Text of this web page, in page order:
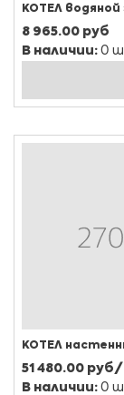
КОТЕЛ
8 965.00 руб
В наличии: 0
КОТЕЛ
51 480.00
В наличии: 0